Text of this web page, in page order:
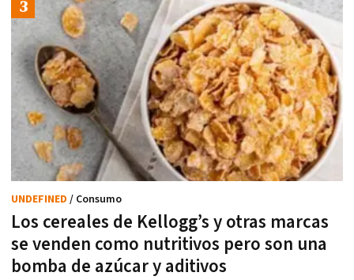
Los cereales de Kellogg’s y otras marcas
se venden como nutritivos pero son una
bomba de azúcar y aditivos
UNDEFINED / Consumo